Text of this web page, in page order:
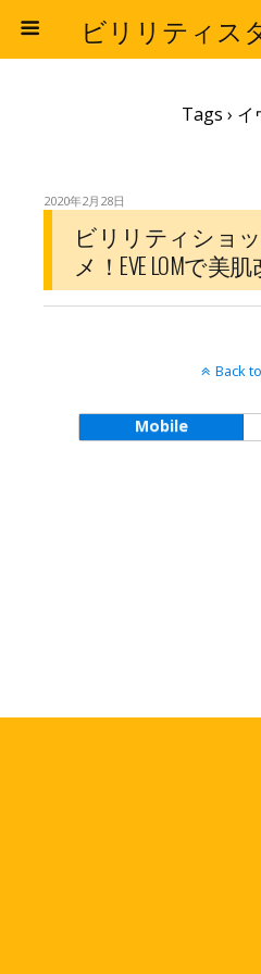
ビリリティス
Tags › イ
2020年2月28日
ビリリティショ
メ！EVE LOMで美
Back
Mobile